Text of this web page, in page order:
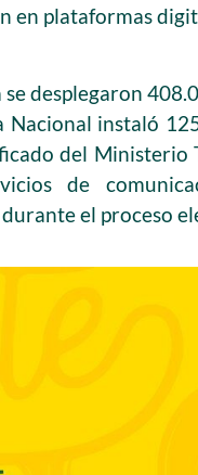
en plataformas
desplegaron
instaló
del Ministerio
de
el proceso